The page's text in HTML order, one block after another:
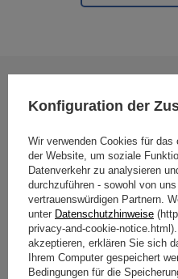
Spółka
Ihre
Inhalt Ihrer Bewertung
Konfiguration der
Wir verwenden Cookies für
der Website, um soziale
Datenverkehr zu analysieren
durchzuführen - sowohl von
vertrauenswürdigen Partnern.
unter Datenschutzhinweise
privacy-and-cookie-
akzeptieren, erklären Sie sich
Ihrem Computer gespeichert
Bedingungen für die